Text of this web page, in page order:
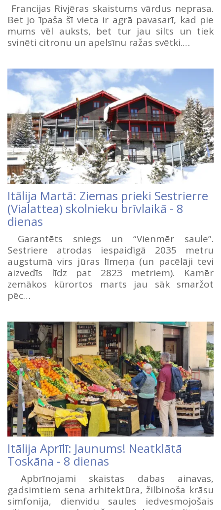
Francijas Rivjēras skaistums vārdus neprasa.
Bet jo īpaša šī vieta ir agrā pavasarī, kad pie
mums vēl auksts, bet tur jau silts un tiek
svinēti citronu un apelsīnu ražas svētki.…
Itālija Martā: Ziemas prieki Sestrierre
(Vialattea) skolnieku brīvlaikā - 8
dienas
Garantēts sniegs un “Vienmēr saule”.
Sestriere atrodas iespaidīgā 2035 metru
augstumā virs jūras līmeņa (un pacēlāji tevi
aizvedīs līdz pat 2823 metriem). Kamēr
zemākos kūrortos marts jau sāk smaržot
pēc…
Itālija Aprīlī: Jaunums! Neatklātā
Toskāna - 8 dienas
Apbrīnojami skaistas dabas ainavas,
gadsimtiem sena arhitektūra, žilbinoša krāsu
simfonija, dienvidu saules iedvesmojošais